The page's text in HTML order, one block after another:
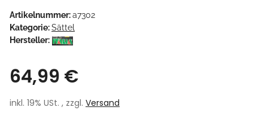
Artikelnummer:a7302
Kategorie:Sättel
Hersteller:
64,99 €
inkl. 19% USt. , zzgl. Versand